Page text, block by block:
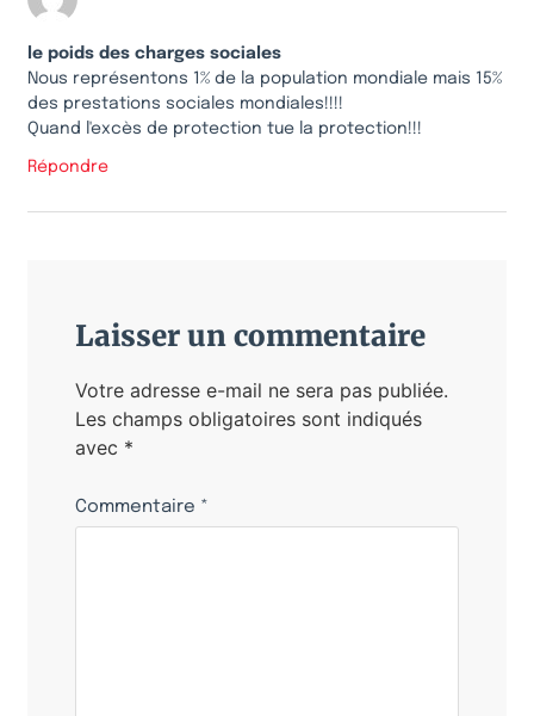
le poids des charges sociales
Nous représentons 1% de la population mondiale mais 15%
des prestations sociales mondiales!!!!
Quand l'excès de protection tue la protection!!!
Répondre
Laisser un commentaire
Votre adresse e-mail ne sera pas publiée.
Les champs obligatoires sont indiqués
avec *
Commentaire *